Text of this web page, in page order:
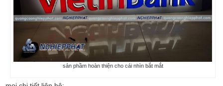
sản phầm hoàn thiện cho cái nhìn bắt mắt